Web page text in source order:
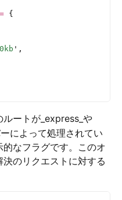
{
' ,
ルートが_express_や
によって処理されてい
なフラグです。このオ
のリクエストに対する